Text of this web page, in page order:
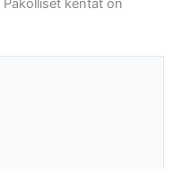
Pakolliset kentät on